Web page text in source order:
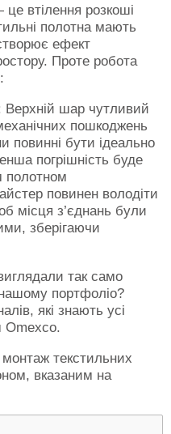
втілення розкоші
полотна мають
ефект
Проте робота
Верхній шар чутливий
пошкоджень
повинні бути ідеально
погрішність буде
полотном
повинен володіти
місця з’єднань були
зберігаючи
так само
портфоліо?
які знають усі
Omexco.
текстильних
вказаним на